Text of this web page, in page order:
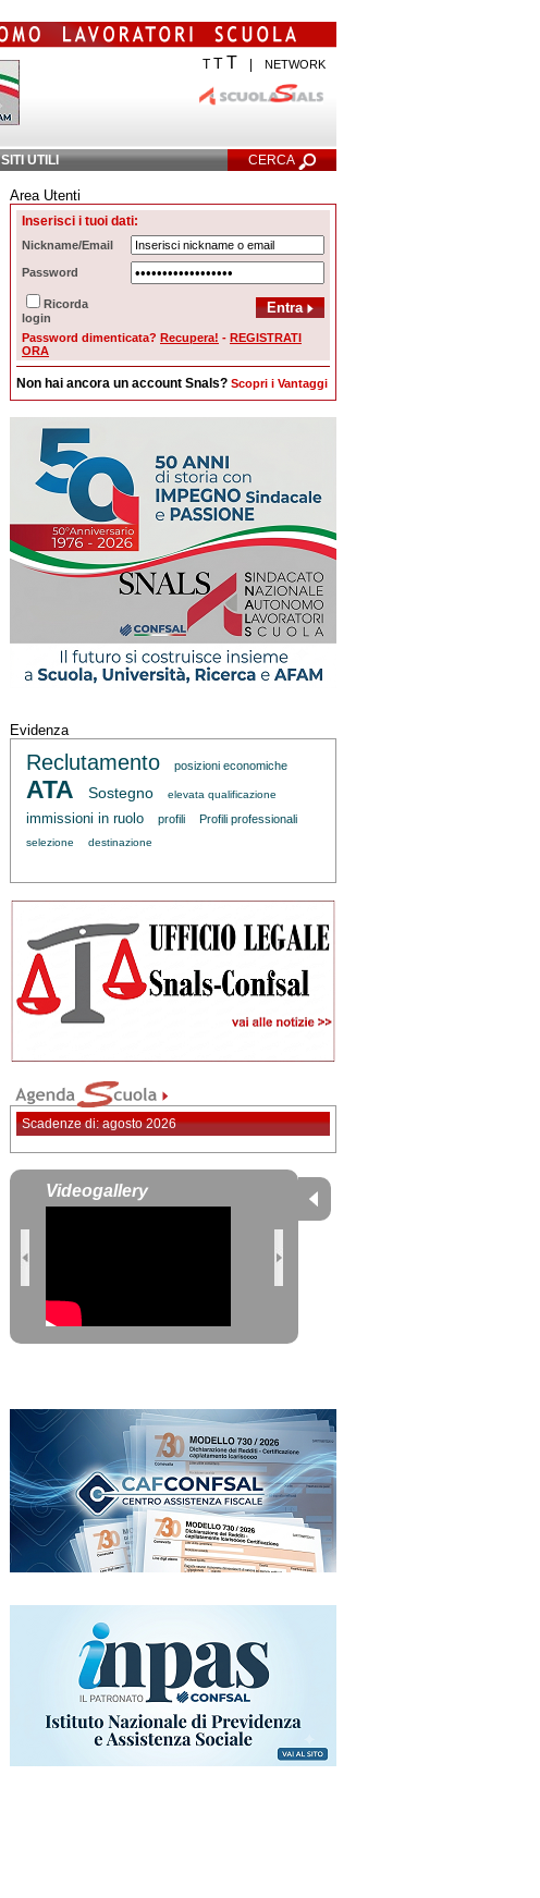
T TT NETWORK
SITI UTILI CERCA
Ricerca Avanzata
Area Utenti
Inserisci i tuoi dati:
Nickname/Email
Password
Ricorda
login
Password dimenticata? Recupera! - REGISTRATI
ORA
Non hai ancora un account Snals? Scopri i Vantaggi
Evidenza
Reclutamento posizioni economiche
ATA Sostegno elevata qualificazione
immissioni in ruolo profili Profili professionali
selezione destinazione
Scadenze di: agosto 2026
Videogallery